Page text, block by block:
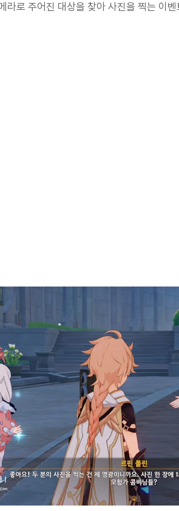
라로 주어진 대상을 찾아 사진을 찍는 이